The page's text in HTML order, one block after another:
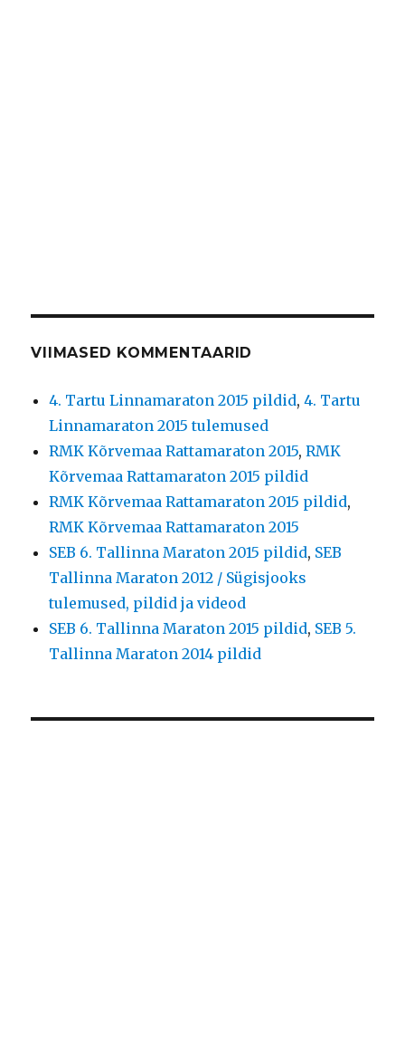
VIIMASED KOMMENTAARID
4. Tartu Linnamaraton 2015 pildid,4. Tartu
Linnamaraton 2015 tulemused
RMK Kõrvemaa Rattamaraton 2015,RMK
Kõrvemaa Rattamaraton 2015 pildid
RMK Kõrvemaa Rattamaraton 2015 pildid,
RMK Kõrvemaa Rattamaraton 2015
SEB 6. Tallinna Maraton 2015 pildid, SEB
Tallinna Maraton 2012 / Sügisjooks
tulemused, pildid ja videod
SEB 6. Tallinna Maraton 2015 pildid, SEB 5.
Tallinna Maraton 2014 pildid